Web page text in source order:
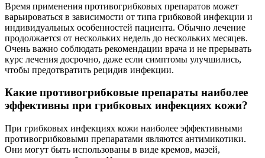
Время применения противогрибковых препаратов может
варьироваться в зависимости от типа грибковой инфекции и
индивидуальных особенностей пациента. Обычно лечение
продолжается от нескольких недель до нескольких месяцев.
Очень важно соблюдать рекомендации врача и не прерывать
курс лечения досрочно, даже если симптомы улучшились,
чтобы предотвратить рецидив инфекции.
Какие противогрибковые препараты наиболее
эффективны при грибковых инфекциях кожи?
При грибковых инфекциях кожи наиболее эффективными
противогрибковыми препаратами являются антимикотики.
Они могут быть использованы в виде кремов, мазей,